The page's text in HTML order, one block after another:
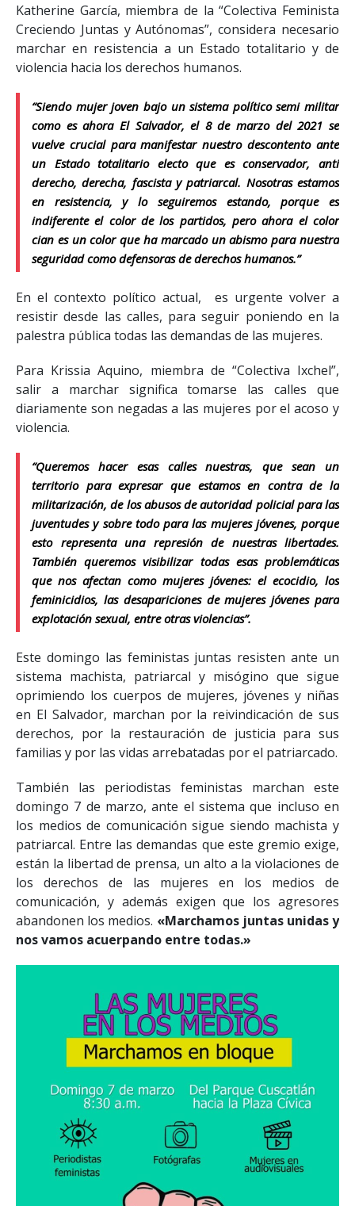
Katherine García, miembra de la “Colectiva Feminista
Creciendo Juntas y Autónomas”, considera necesario
marchar en resistencia a un Estado totalitario y de
violencia hacia los derechos humanos.
“Siendo mujer joven bajo un sistema político semi militar
como es ahora El Salvador, el 8 de marzo del 2021 se
vuelve crucial para manifestar nuestro descontento ante
un Estado totalitario electo que es conservador, anti
derecho, derecha, fascista y patriarcal. Nosotras estamos
en resistencia, y lo seguiremos estando, porque es
indiferente el color de los partidos, pero ahora el color
cian es un color que ha marcado un abismo para nuestra
seguridad como defensoras de derechos humanos.”
En el contexto político actual, es urgente volver a
resistir desde las calles, para seguir poniendo en la
palestra pública todas las demandas de las mujeres.
Para Krissia Aquino, miembra de “Colectiva Ixchel”,
salir a marchar significa tomarse las calles que
diariamente son negadas a las mujeres por el acoso y
violencia.
“Queremos hacer esas calles nuestras, que sean un
territorio para expresar que estamos en contra de la
militarización, de los abusos de autoridad policial para las
juventudes y sobre todo para las mujeres jóvenes, porque
esto representa una represión de nuestras libertades.
También queremos visibilizar todas esas problemáticas
que nos afectan como mujeres jóvenes: el ecocidio, los
feminicidios, las desapariciones de mujeres jóvenes para
explotación sexual, entre otras violencias”.
Este domingo las feministas juntas resisten ante un
sistema machista, patriarcal y misógino que sigue
oprimiendo los cuerpos de mujeres, jóvenes y niñas
en El Salvador, marchan por la reivindicación de sus
derechos, por la restauración de justicia para sus
familias y por las vidas arrebatadas por el patriarcado.
También las periodistas feministas marchan este
domingo 7 de marzo, ante el sistema que incluso en
los medios de comunicación sigue siendo machista y
patriarcal. Entre las demandas que este gremio exige,
están la libertad de prensa, un alto a la violaciones de
los derechos de las mujeres en los medios de
comunicación, y además exigen que los agresores
abandonen los medios. «Marchamos juntas unidas y
nos vamos acuerpando entre todas.»